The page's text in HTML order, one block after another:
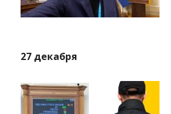
27 декабря